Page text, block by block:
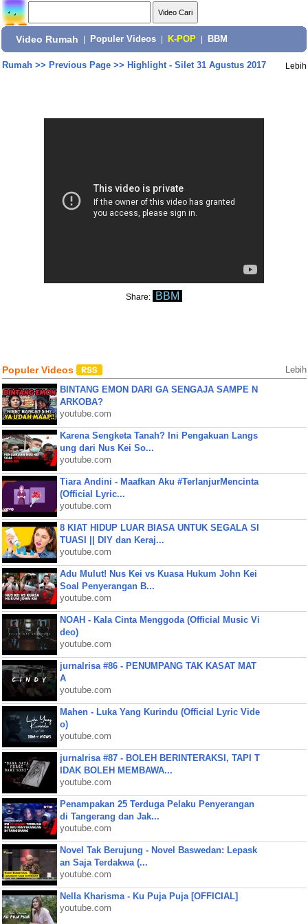
Video Rumah Populer Videos K-POP BBM
Rumah>> Previous Page>> Highlight - Silet 31 Agustus 2017 Lebih
Share: BBM
Populer Videos Lebih
BINTANG EMON DARI GA SENGAJA SAMPE N
ARKOBA?
youtube.com
Karena Sengketa Tanah? Ini Pengakuan Langs
ung dari Nus Kei So...
youtube.com
Tiara Andini - Maafkan Aku #TerlanjurMencinta
(Official Lyric...
youtube.com
8 KIAT HIDUP LUAR BIASA UNTUK SEGALA SI
TUASI || DIY dan Keraj...
youtube.com
Adu Mulut! Nus Kei vs Kuasa Hukum John Kei
Soal Penyerangan B...
youtube.com
NOAH - Kala Cinta Menggoda (Official Music Vi
deo)
youtube.com
jurnalrisa #86 - PENUMPANG TAK KASAT MAT
A
youtube.com
Mahen - Luka Yang Kurindu (Official Lyric Vide
o)
youtube.com
jurnalrisa #87 - BOLEH BERINTERAKSI, TAPI T
IDAK BOLEH MEMBAWA...
youtube.com
Penampakan 25 Terduga Pelaku Penyerangan
di Tangerang dan Jak...
youtube.com
Novel Tak Berujung - Novel Baswedan: Lepask
an Saja Terdakwa (...
youtube.com
Nella Kharisma - Ku Puja Puja [OFFICIAL]
youtube.com